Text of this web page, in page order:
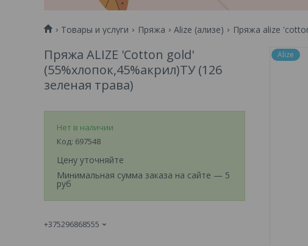
Товары и услуги Пряжа Alize (ализе) Пряжа alize
Alize
Пряжа ALIZE 'Cotton gold'
(55%хлопок,45%акрил)ТУ (126
зеленая трава)
Нет в наличии
Код: 697548
Цену уточняйте
Минимальная сумма заказа на сайте — 5
руб
+375296868555